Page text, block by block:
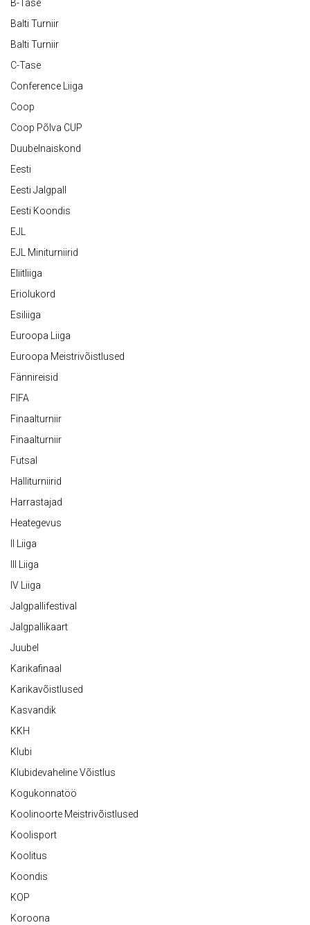
B-Tase
Balti Turniir
Balti Turniir
C-Tase
Conference Liiga
Coop
Coop Põlva CUP
Duubelnaiskond
Eesti
Eesti Jalgpall
Eesti Koondis
EJL
EJL Miniturniirid
Eliitliiga
Eriolukord
Esiliiga
Euroopa Liiga
Euroopa Meistrivõistlused
Fännireisid
FIFA
Finaalturniir
Finaalturniir
Futsal
Halliturniirid
Harrastajad
Heategevus
II Liiga
III Liiga
IV Liiga
Jalgpallifestival
Jalgpallikaart
Juubel
Karikafinaal
Karikavõistlused
Kasvandik
KKH
Klubi
Klubidevaheline Võistlus
Kogukonnatöö
Koolinoorte Meistrivõistlused
Koolisport
Koolitus
Koondis
KOP
Koroona